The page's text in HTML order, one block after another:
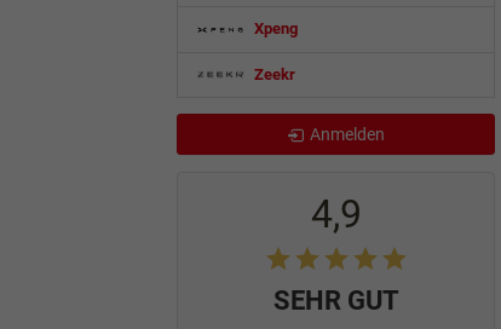
Xpeng
Zeekr
Anmelden
4,9
SEHR GUT